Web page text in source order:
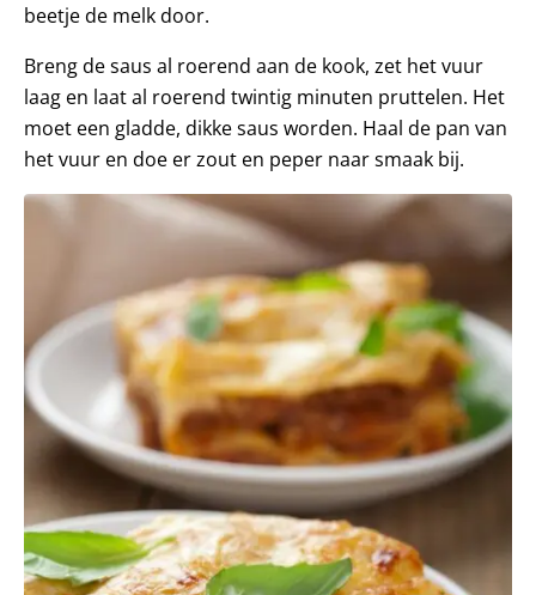
beetje de melk door.
Breng de saus al roerend aan de kook, zet het vuur
laag en laat al roerend twintig minuten pruttelen. Het
moet een gladde, dikke saus worden. Haal de pan van
het vuur en doe er zout en peper naar smaak bij.